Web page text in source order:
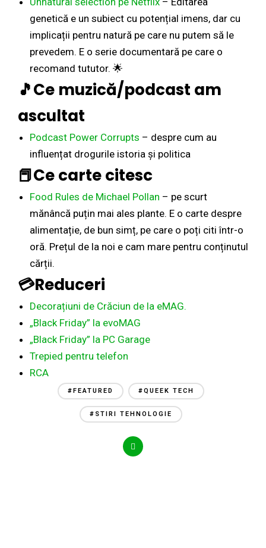
genetică e un subiect cu potențial imens, dar cu
implicații pentru natură pe care nu putem să le
prevedem. E o serie documentară pe care o
recomand tututor. 🌟
🎵Ce muzică/podcast am
ascultat
Podcast Power Corrupts – despre cum au
influențat drogurile istoria și politica
📕Ce carte citesc
Food Rules de Michael Pollan – pe scurt
mănâncă puțin mai ales plante. E o carte despre
alimentație, de bun simț, pe care o poți citi într-o
oră. Prețul de la noi e cam mare pentru conținutul
cărții.
💳Reduceri
Decorațiuni de Crăciun de la eMAG.
„Black Friday” la evoMAG
„Black Friday” la PC Garage
Trepied pentru telefon
RCA
#FEATURED #QUEEK TECH
#STIRI TEHNOLOGIE